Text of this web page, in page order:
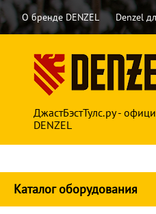
О бренде DENZEL Denzel
ДжастБэстТулс.ру -
DENZEL
Каталог оборудования